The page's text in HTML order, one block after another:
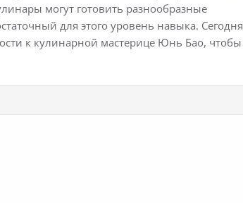
могут готовить разнообразные
для этого уровень навыка. Сегодня
к кулинарной мастерице Юнь Бао, чтобы